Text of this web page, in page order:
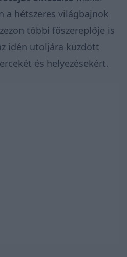
a hétszeres világbajnok
többi főszereplője is
idén utoljára küzdött
és helyezésekért.